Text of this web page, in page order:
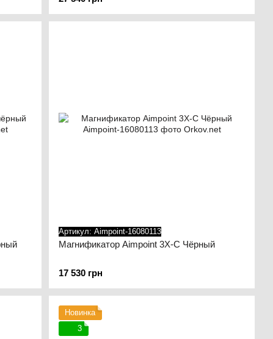
Артикул: Aimpoint-16080113
Магнификатор Aimpoint 3Х-C Чёрный
17 530 грн
Новинка
3